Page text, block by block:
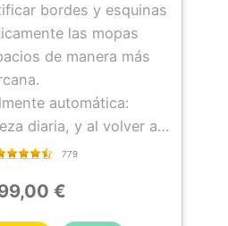
bordes y esquinas
las mopas
de manera más
automática:
diaria, y al volver a
suelo recién limpio.
automático,
mopas, llenado de
779
€